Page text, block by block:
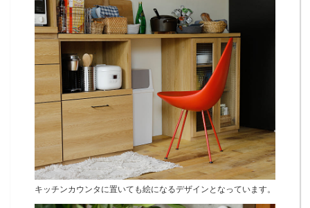
キッチンカウンタに置いても絵になるデザインとなっています。